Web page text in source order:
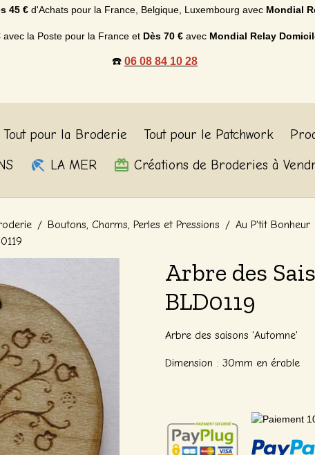
45 €d'Achats pour la France, Belgique, Luxembourg avec Mondial
avec la Poste pour la France et Dès 70 € avec Mondial Relay
☎️ 06 08 84 10 28
Tout pour la Broderie Tout pour le Patchwork
LA MER Créations de Broderies à
Boutons, Charms, Perles et Pressions Au P'tit Bonheur
Arbre des
BLD0119
Arbre des saisons 'Automne'
Dimension : 30mm en érable